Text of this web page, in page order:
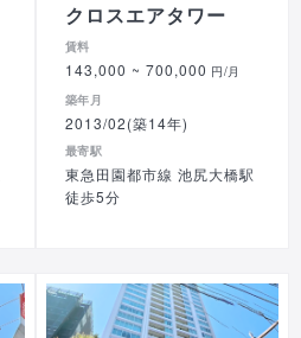
クロスエアタワー
賃料
143,000 ~ 700,000 円/月
築年月
2013/02(築14年)
最寄駅
東急田園都市線 池尻大橋駅
徒歩5分